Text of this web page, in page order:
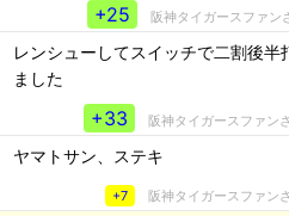
+25 阪神タイガースファン
レンシューしてスイッチで二割後半
ました
+33 阪神タイガースファン
ヤマトサン、ステキ
+7 阪神タイガースファン